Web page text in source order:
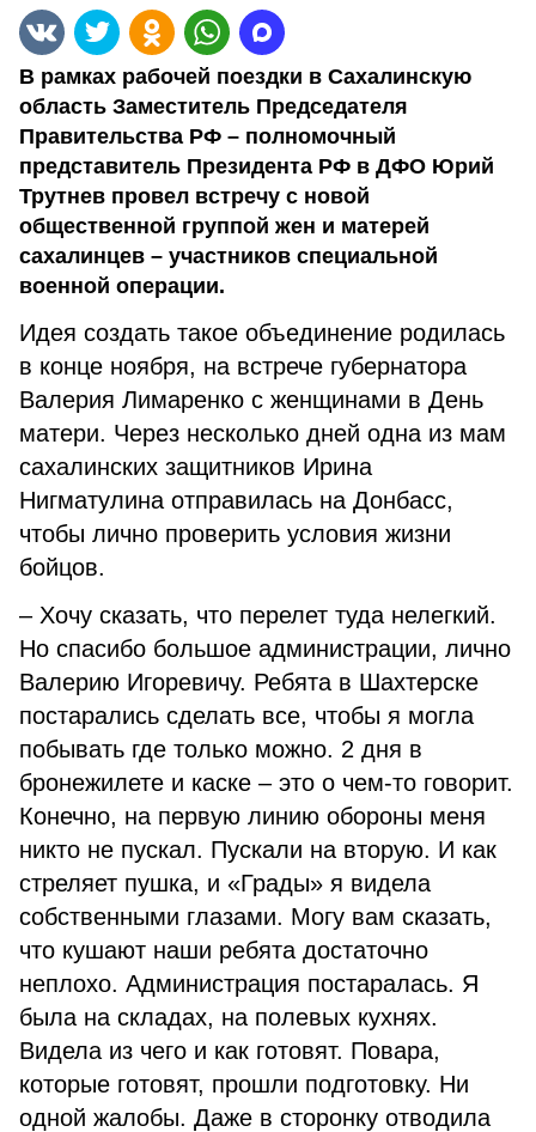
В рамках рабочей поездки в Сахалинскую
область Заместитель Председателя
Правительства РФ – полномочный
представитель Президента РФ в ДФО Юрий
Трутнев провел встречу с новой
общественной группой жен и матерей
сахалинцев – участников специальной
военной операции.
Идея создать такое объединение родилась
в конце ноября, на встрече губернатора
Валерия Лимаренко с женщинами в День
матери. Через несколько дней одна из мам
сахалинских защитников Ирина
Нигматулина отправилась на Донбасс,
чтобы лично проверить условия жизни
бойцов.
– Хочу сказать, что перелет туда нелегкий.
Но спасибо большое администрации, лично
Валерию Игоревичу. Ребята в Шахтерске
постарались сделать все, чтобы я могла
побывать где только можно. 2 дня в
бронежилете и каске – это о чем-то говорит.
Конечно, на первую линию обороны меня
никто не пускал. Пускали на вторую. И как
стреляет пушка, и «Грады» я видела
собственными глазами. Могу вам сказать,
что кушают наши ребята достаточно
неплохо. Администрация постаралась. Я
была на складах, на полевых кухнях.
Видела из чего и как готовят. Повара,
которые готовят, прошли подготовку. Ни
одной жалобы. Даже в сторонку отводила